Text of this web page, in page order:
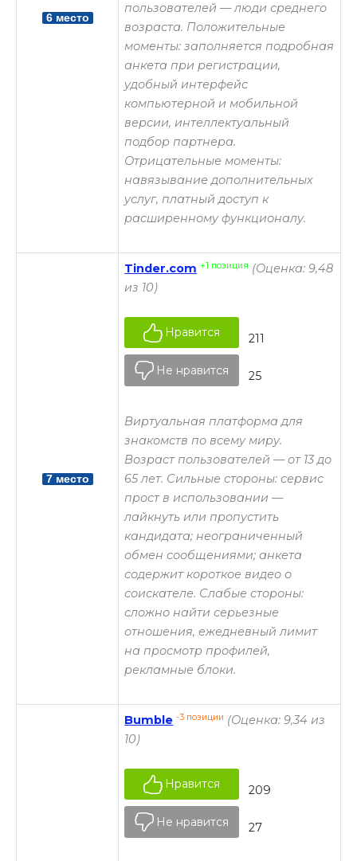
6 место
пользователей — люди среднего
возраста. Положительные
моменты: заполняется подробная
анкета при регистрации,
удобный интерфейс
компьютерной и мобильной
версии, интеллектуальный
подбор партнера.
Отрицательные моменты:
навязывание дополнительных
услуг, платный доступ к
расширенному функционалу.
7 место
Tinder.com +1 позиция (Оценка: 9,48
из 10)
Нравится 211
Не нравится 25
Виртуальная платформа для
знакомств по всему миру.
Возраст пользователей — от 13 до
65 лет. Сильные стороны: сервис
прост в использовании —
лайкнуть или пропустить
кандидата; неограниченный
обмен сообщениями; анкета
содержит короткое видео о
соискателе. Слабые стороны:
сложно найти серьезные
отношения, ежедневный лимит
на просмотр профилей,
рекламные блоки.
Bumble -3 позиции (Оценка: 9,34 из
10)
Нравится 209
Не нравится 27